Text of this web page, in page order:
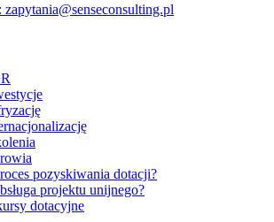
zapytania@senseconsulting.pl
pozyskiwania dotacji?
projektu unijnego?
dotacyjne